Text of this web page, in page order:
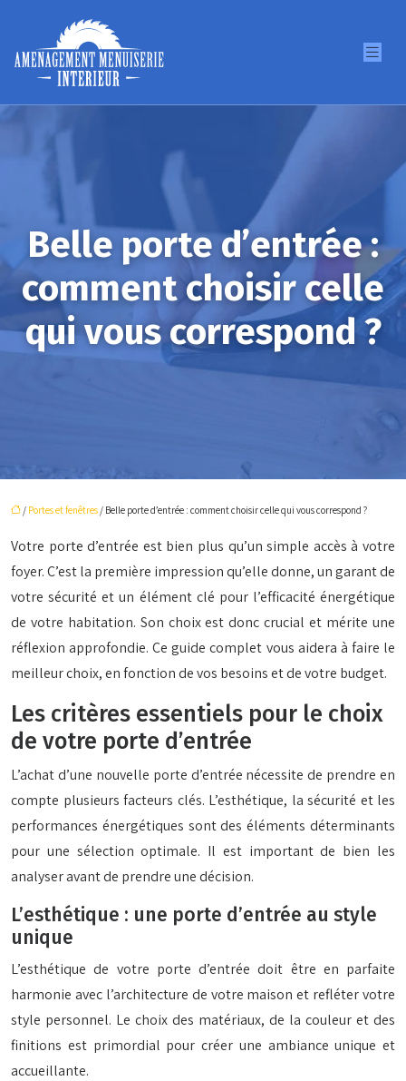
Belle porte d’entrée :
comment choisir celle
qui vous correspond ?
/ Portes et fenêtres / Belle porte d’entrée : comment choisir celle qui vous correspond ?
Votre porte d’entrée est bien plus qu’un simple accès à votre
foyer. C’est la première impression qu’elle donne, un garant de
votre sécurité et un élément clé pour l’efficacité énergétique
de votre habitation. Son choix est donc crucial et mérite une
réflexion approfondie. Ce guide complet vous aidera à faire le
meilleur choix, en fonction de vos besoins et de votre budget.
Les critères essentiels pour le choix
de votre porte d’entrée
L’achat d’une nouvelle porte d’entrée nécessite de prendre en
compte plusieurs facteurs clés. L’esthétique, la sécurité et les
performances énergétiques sont des éléments déterminants
pour une sélection optimale. Il est important de bien les
analyser avant de prendre une décision.
L’esthétique : une porte d’entrée au style
unique
L’esthétique de votre porte d’entrée doit être en parfaite
harmonie avec l’architecture de votre maison et refléter votre
style personnel. Le choix des matériaux, de la couleur et des
finitions est primordial pour créer une ambiance unique et
accueillante.